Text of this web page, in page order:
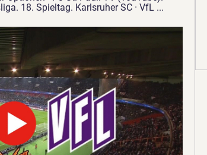
18. Spieltag. Karlsruher SC · VfL ...